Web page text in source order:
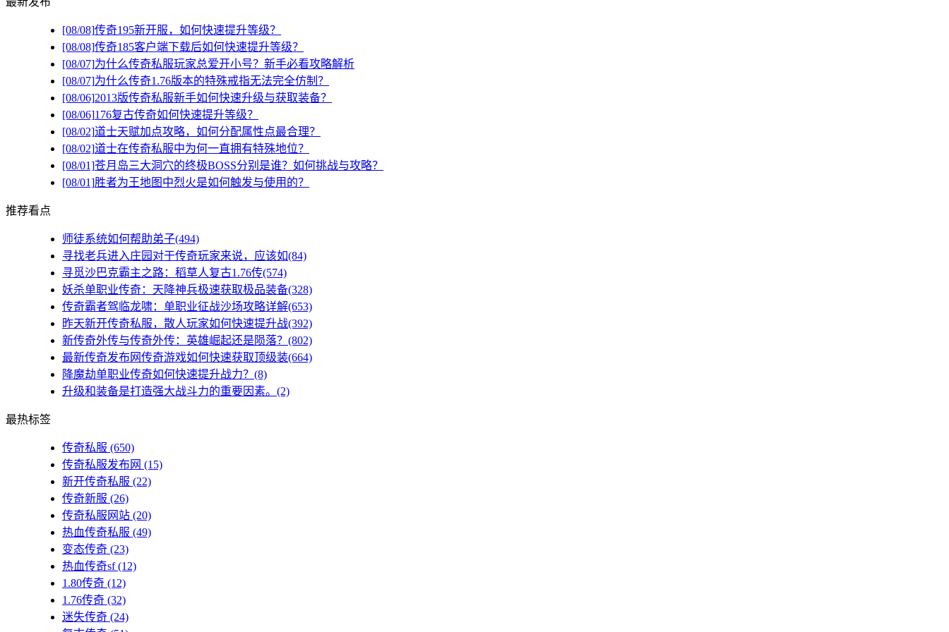
[08/08]传奇195新开服，如何快速提升等级？
[08/08]传奇185客户端下载后如何快速提升等级？
[08/07]为什么传奇私服玩家总爱开小号？新手必看攻略解析
[08/07]为什么传奇1.76版本的特殊戒指无法完全仿制？
[08/06]2013版传奇私服新手如何快速升级与获取装备？
[08/06]176复古传奇如何快速提升等级？
[08/02]道士天赋加点攻略，如何分配属性点最合理？
[08/02]道士在传奇私服中为何一直拥有特殊地位？
[08/01]苍月岛三大洞穴的终极BOSS分别是谁？如何挑战与攻略？
[08/01]胜者为王地图中烈火是如何触发与使用的？
推荐看点
师徒系统如何帮助弟子(494)
寻找老兵进入庄园对于传奇玩家来说，应该如(84)
寻觅沙巴克霸主之路：稻草人复古1.76传(574)
妖杀单职业传奇：天降神兵极速获取极品装备(328)
传奇霸者驾临龙啸：单职业征战沙场攻略详解(653)
昨天新开传奇私服，散人玩家如何快速提升战(392)
新传奇外传与传奇外传：英雄崛起还是陨落？(802)
最新传奇发布网传奇游戏如何快速获取顶级装(664)
降魔劫单职业传奇如何快速提升战力？(8)
升级和装备是打造强大战斗力的重要因素。(2)
最热标签
传奇私服 (650)
传奇私服发布网 (15)
新开传奇私服 (22)
传奇新服 (26)
传奇私服网站 (20)
热血传奇私服 (49)
变态传奇 (23)
热血传奇sf(12)
1.80传奇 (12)
1.76传奇 (32)
迷失传奇 (24)